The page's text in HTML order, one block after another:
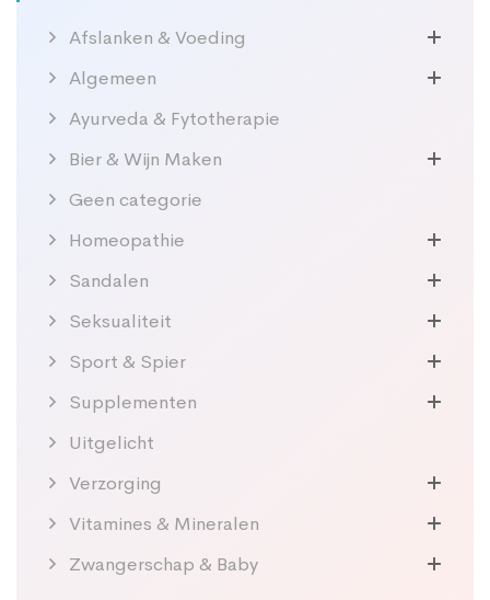
Afslanken & Voeding
Algemeen
Ayurveda & Fytotherapie
Bier & Wijn Maken
Geen categorie
Homeopathie
Sandalen
Seksualiteit
Sport & Spier
Supplementen
Uitgelicht
Verzorging
Vitamines & Mineralen
Zwangerschap & Baby